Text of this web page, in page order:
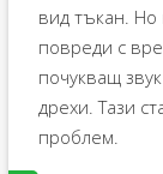
вид тъкан. Но
повреди с
почукващ
дрехи. Тази
проблем.